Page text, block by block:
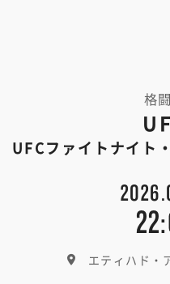
格
UFCファイトナイト
エティハド・